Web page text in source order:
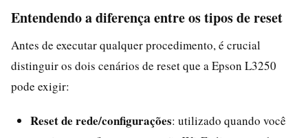
Entendendo a diferença entre os tipos de reset
Antes de executar qualquer procedimento, é crucial
distinguir os dois cenários de reset que a Epson L3250
pode exigir:
Reset de rede/configurações: utilizado quando você